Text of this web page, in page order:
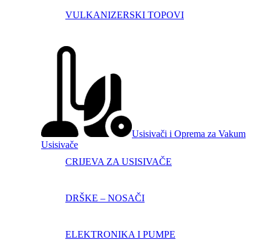
VULKANIZERSKI TOPOVI
Usisivači i Oprema za Vakum
Usisivače
CRIJEVA ZA USISIVAČE
DRŠKE – NOSAČI
ELEKTRONIKA I PUMPE